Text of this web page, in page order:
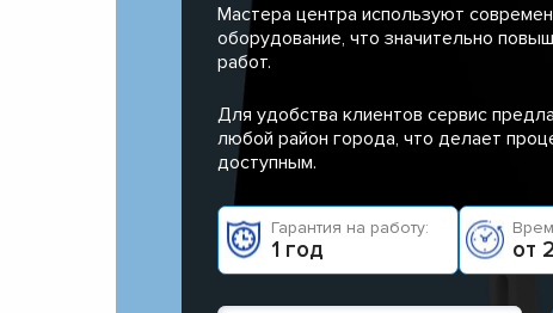
Мастера центра используют
оборудование, что значительно
работ.
Для удобства клиентов сервис
любой район города, что делает
доступным.
Гарантия на работу:
1 год от